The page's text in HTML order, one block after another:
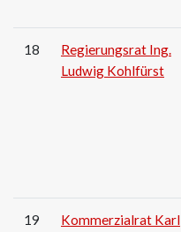
18
Regierungsrat Ing.
Ludwig Kohlfürst
19
Kommerzialrat Karl